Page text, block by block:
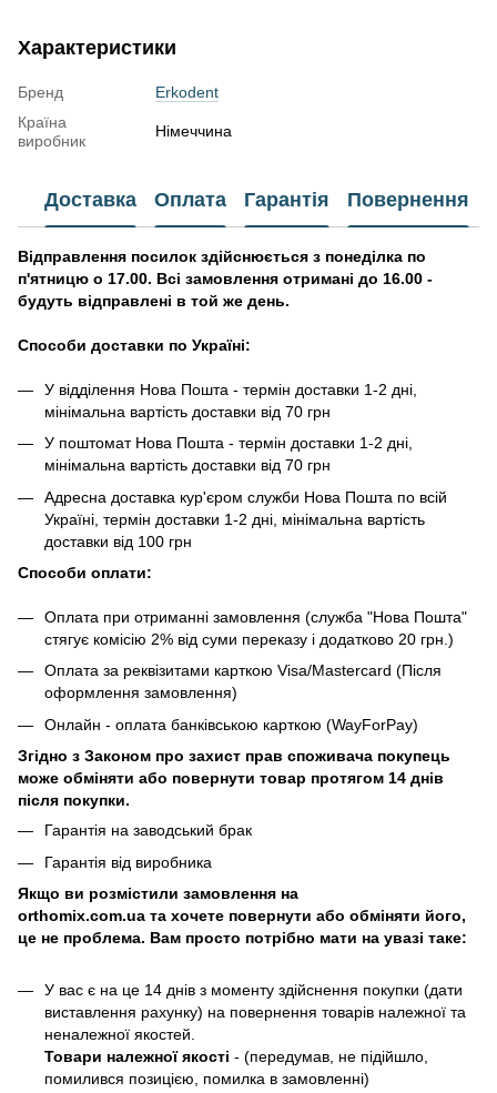
Характеристики
Бренд
Erkodent
Країна
виробник
Німеччина
Доставка Оплата Гарантія Повернення
Відправлення посилок здійснюється з понеділка по
п'ятницю о 17.00. Всі замовлення отримані до 16.00 -
будуть відправлені в той же день.
Способи доставки по Україні:
У відділення Нова Пошта - термін доставки 1-2 дні,
мінімальна вартість доставки від 70 грн
У поштомат Нова Пошта - термін доставки 1-2 дні,
мінімальна вартість доставки від 70 грн
Адресна доставка кур'єром служби Нова Пошта по всій
Україні, термін доставки 1-2 дні, мінімальна вартість
доставки від 100 грн
Способи оплати:
Оплата при отриманні замовлення (служба "Нова Пошта"
стягує комісію 2% від суми переказу і додатково 20 грн.)
Оплата за реквізитами карткою Visa/Mastercard (Після
оформлення замовлення)
Онлайн - оплата банківською карткою (WayForPay)
Згідно з Законом про захист прав споживача покупець
може обміняти або повернути товар протягом 14 днів
після покупки.
Гарантія на заводський брак
Гарантія від виробника
Якщо ви розмістили замовлення на
orthomix.com.ua та хочете повернути або обміняти його,
це не проблема. Вам просто потрібно мати на увазі таке:
У вас є на це 14 днів з моменту здійснення покупки (дати
виставлення рахунку) на повернення товарів належної та
неналежної якостей.
Товари належної якості - (передумав, не підійшло,
помилився позицією, помилка в замовленні)